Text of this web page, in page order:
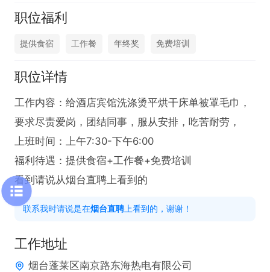
职位福利
提供食宿 工作餐 年终奖 免费培训
职位详情
工作内容：给酒店宾馆洗涤烫平烘干床单被罩毛巾，
要求尽责爱岗，团结同事，服从安排，吃苦耐劳，
上班时间：上午7:30-下午6:00
福利待遇：提供食宿+工作餐+免费培训
看到请说从烟台直聘上看到的
联系我时请说是在烟台直聘 上看到的，谢谢！
工作地址
烟台蓬莱区南京路东海热电有限公司